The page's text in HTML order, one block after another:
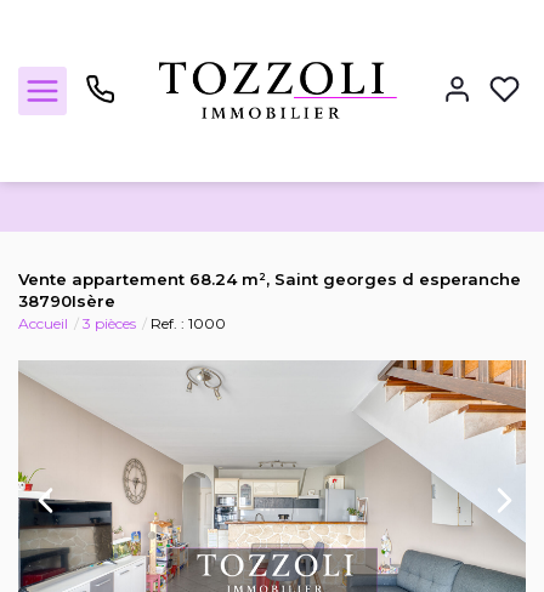
Locations
Notre agence
Vente appartement 68.24 m², Saint georges d esperanche
38790Isère
Accueil 3 pièces Ref. : 1000